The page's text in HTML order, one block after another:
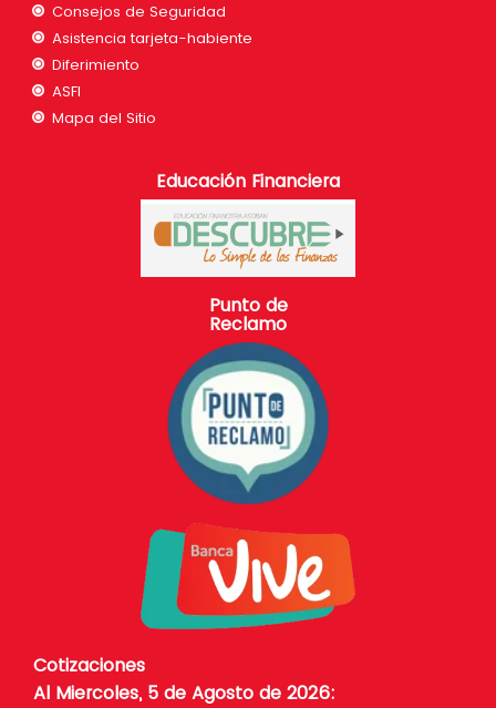
Consejos de Seguridad
Asistencia tarjeta-habiente
Diferimiento
ASFI
Mapa del Sitio
Educación Financiera
Punto de
Reclamo
Cotizaciones
Al Miercoles, 5 de Agosto de 2026: